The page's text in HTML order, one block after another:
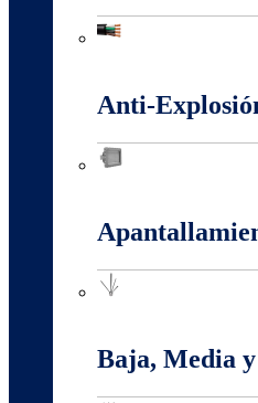
Anti-
Baja, Media